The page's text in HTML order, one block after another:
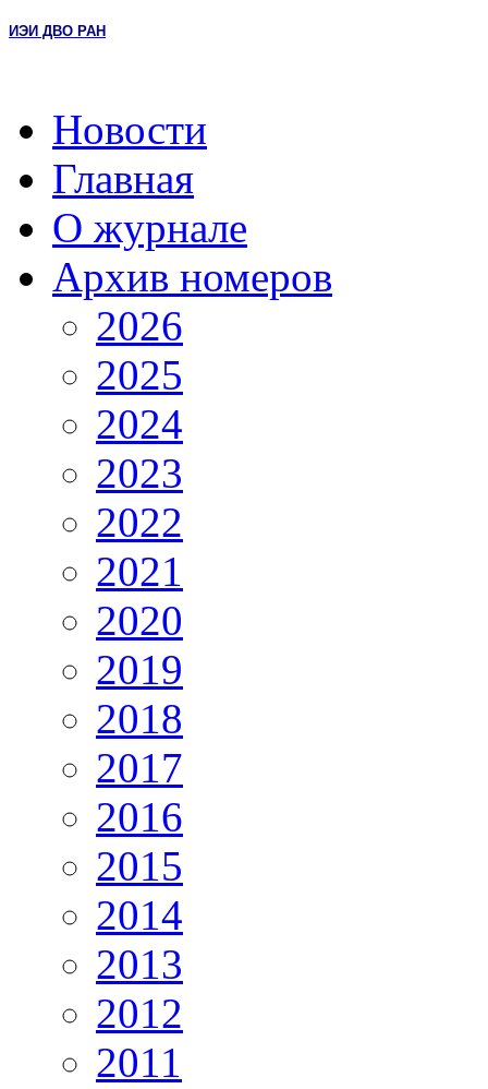
ИЭИ ДВО РАН
Новости
Главная
О журнале
Архив номеров
2026
2025
2024
2023
2022
2021
2020
2019
2018
2017
2016
2015
2014
2013
2012
2011